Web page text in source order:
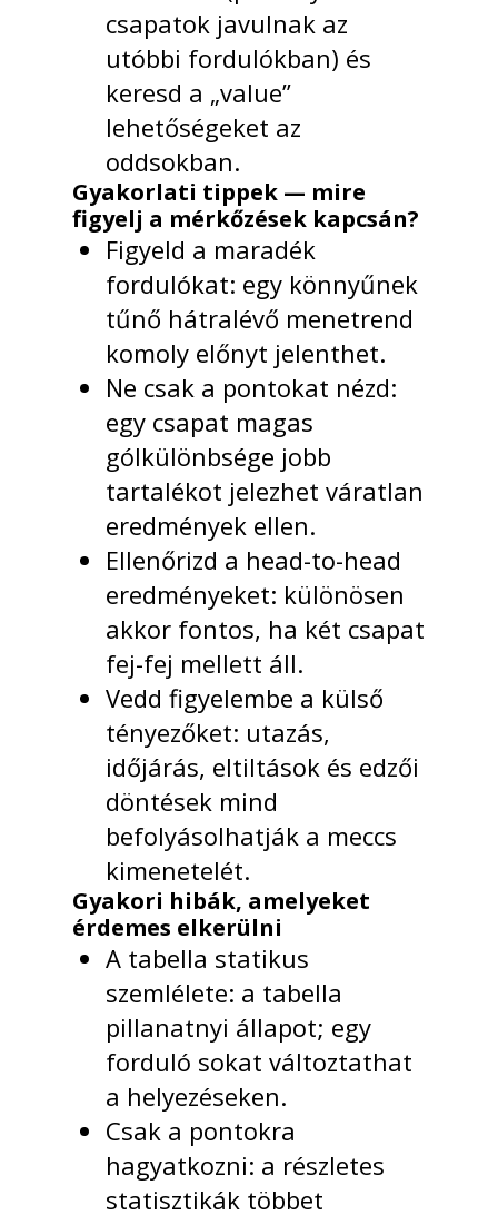
csapatok javulnak az
utóbbi fordulókban) és
keresd a „value”
lehetőségeket az
oddsokban.
Gyakorlati tippek — mire
figyelj a mérkőzések kapcsán?
Figyeld a maradék
fordulókat: egy könnyűnek
tűnő hátralévő menetrend
komoly előnyt jelenthet.
Ne csak a pontokat nézd:
egy csapat magas
gólkülönbsége jobb
tartalékot jelezhet váratlan
eredmények ellen.
Ellenőrizd a head-to-head
eredményeket: különösen
akkor fontos, ha két csapat
fej-fej mellett áll.
Vedd figyelembe a külső
tényezőket: utazás,
időjárás, eltiltások és edzői
döntések mind
befolyásolhatják a meccs
kimenetelét.
Gyakori hibák, amelyeket
érdemes elkerülni
A tabella statikus
szemlélete: a tabella
pillanatnyi állapot; egy
forduló sokat változtathat
a helyezéseken.
Csak a pontokra
hagyatkozni: a részletes
statisztikák többet